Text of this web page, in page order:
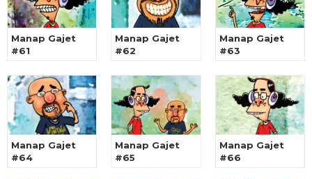
Manap Gajet
#61
Manap Gajet
#62
Manap Gajet
#63
Manap Gajet
#64
Manap Gajet
#65
Manap Gajet
#66